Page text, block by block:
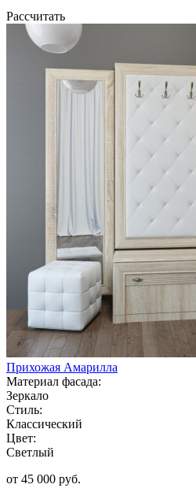
Рассчитать
Прихожая Амарилла
Материал фасада:
Зеркало
Стиль:
Классический
Цвет:
Светлый
от 45 000 руб.